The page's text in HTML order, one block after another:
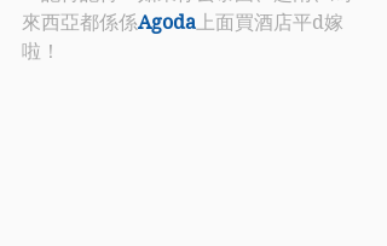
來西亞都係係Agoda上面買酒店平d嫁
啦！